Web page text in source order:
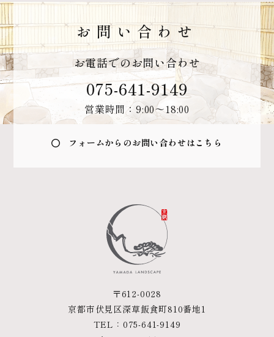
お問い合わせ
お電話でのお問い合わせ
075-641-9149
営業時間：9:00〜18:00
フォームからのお問い合わせはこちら
〒612-0028
京都市伏見区深草飯食町810番地1
TEL： 075-641-9149